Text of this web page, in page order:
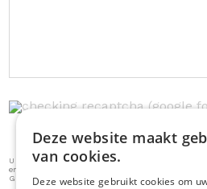
checking recaptcha (google
U kan na het versturen te allen tijde via
en/of verwijderen die bewaard worden op onze
GDPR wetgeving. (25/05/2018)
Deze website maakt
van cookies.
Deze website gebruikt cookies om